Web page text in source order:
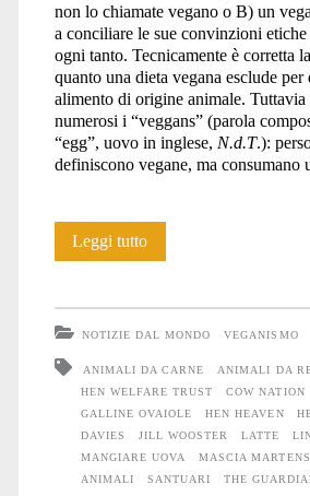
non lo chiamate vegano o B) un
a conciliare le sue convinzioni
ogni tanto. Tecnicamente è corretta
quanto una dieta vegana esclude
alimento di origine animale. Tuttavia
numerosi i “veggans” (parola
“egg”, uovo in inglese, N.d.T.):
definiscono vegane, ma consumano
Leggi tuttoSi
e
mangiare
le
NOTIZIE DAL MONDO VEGANISMO
ANIMALI DA CARNE ANIMALI DA
HEN WELFARE TRUST
COW NATION
GALLINE OVAIOLE
HEN HEAVEN
DAVIES
JILL WOOSTER LATTE
MANGIARE UOVA
MASCIA MARTENS
ANIMALI
SANTUARI THE